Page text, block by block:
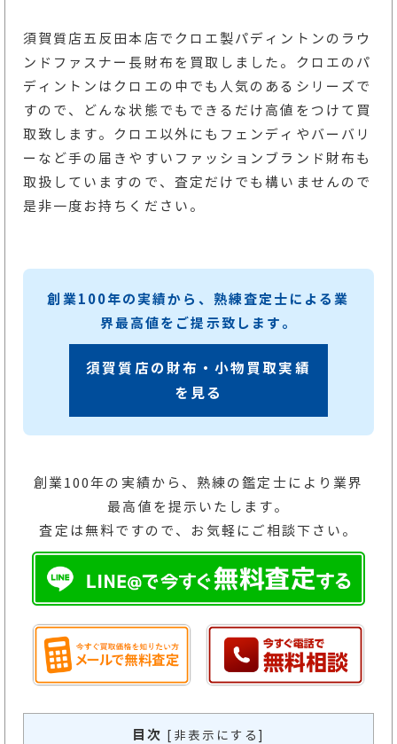
須賀質店五反田本店でクロエ製パディントンのラウ
ンドファスナー長財布を買取しました。クロエのパ
ディントンはクロエの中でも人気のあるシリーズで
すので、どんな状態でもできるだけ高値をつけて買
取致します。クロエ以外にもフェンディやバーバリ
ーなど手の届きやすいファッションブランド財布も
取扱していますので、査定だけでも構いませんので
是非一度お持ちください。
創業100年の実績から、熟練査定士による業
界最高値をご提示致します。
須賀質店の財布・小物買取実績
を見る
創業100年の実績から、熟練の鑑定士により業界
最高値を提示いたします。
査定は無料ですので、お気軽にご相談下さい。
目次 [ 非表示にする]